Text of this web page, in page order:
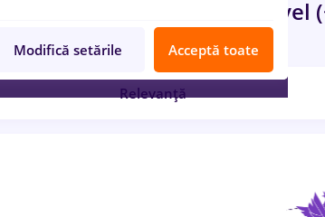
Fara experienta, Entry-Level
Relevanță
Modifică setările Acceptă toate